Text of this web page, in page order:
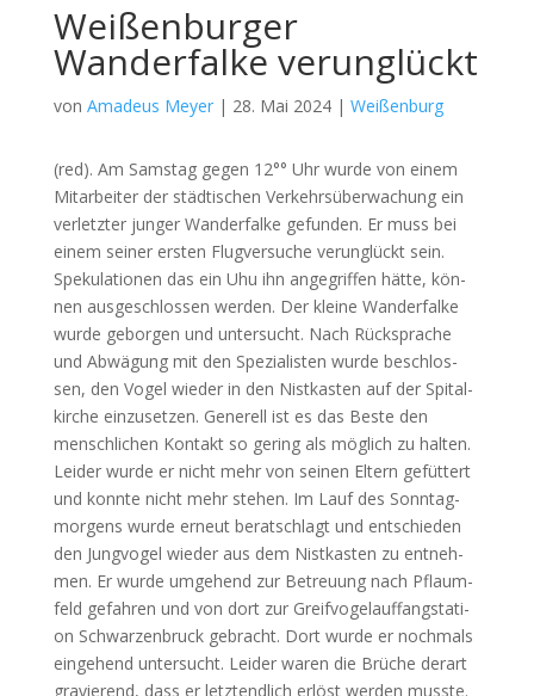
Weißenburger
Wanderfalke verunglückt
von Amadeus Meyer| 28. Mai 2024| Weißenburg
(red). Am Sams­tag gegen 12°° Uhr wur­de von einem
Mit­ar­bei­ter der städ­ti­schen Ver­kehrs­über­wa­chung ein
ver­letz­ter jun­ger Wan­der­fal­ke gefun­den. Er muss bei
einem sei­ner ers­ten Flug­ver­su­che ver­un­glückt sein.
Spe­ku­la­tio­nen das ein Uhu ihn ange­grif­fen hät­te, kön­
nen aus­ge­schlos­sen wer­den. Der klei­ne Wan­der­fal­ke
wur­de gebor­gen und unter­sucht. Nach Rück­spra­che
und Abwä­gung mit den Spe­zia­lis­ten wur­de beschlos­
sen, den Vogel wie­der in den Nist­kas­ten auf der Spi­tal­
kir­che ein­zu­set­zen. Gene­rell ist es das Bes­te den
mensch­li­chen Kon­takt so gering als mög­lich zu hal­ten.
Lei­der wur­de er nicht mehr von sei­nen Eltern gefüt­tert
und konn­te nicht mehr ste­hen. Im Lauf des Sonn­tag­
mor­gens wur­de erneut berat­schlagt und ent­schie­den
den Jung­vo­gel wie­der aus dem Nist­kas­ten zu ent­neh­
men. Er wur­de umge­hend zur Betreu­ung nach Pflaum­
feld gefah­ren und von dort zur Greif­vo­gel­auf­fang­sta­ti­
on Schwar­zen­bruck gebracht. Dort wur­de er noch­mals
ein­ge­hend unter­sucht. Lei­der waren die Brü­che der­art
gra­vie­rend, dass er letzt­end­lich erlöst wer­den muss­te.